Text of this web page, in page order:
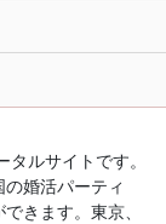
ルサイトです。
婚活パーティ
きます。東京、